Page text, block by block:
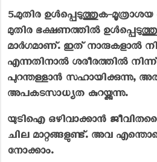
5.മുതിര ഉൾപ്പെടുത്തുക-
മുതിര ഭക്ഷണത്തിൽ
മാർഗമാണ്. ഇത് നാരുകളാൽ
എന്നതിനാൽ ശരീരത്തിൽ
പുറന്തള്ളാൻ സഹായിക്കുന്നു,
അപകടസാധ്യത കുറയ്ക്കുന്നു.
യു‌ടി‌ഐ ഒഴിവാക്കാൻ
ചില മാറ്റങ്ങളുണ്ട്. അവ
നോക്കാം.